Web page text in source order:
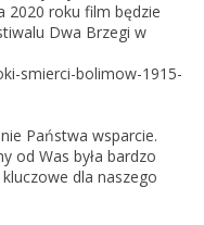
2020 roku film będzie
Dwa Brzegi w
smierci-bolimow-1915-
Państwa wsparcie.
od Was była bardzo
dla naszego